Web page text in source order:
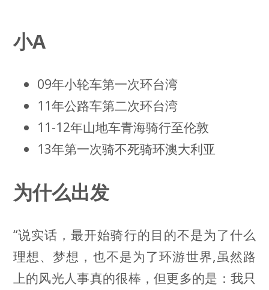
小A
09年小轮车第一次环台湾
11年公路车第二次环台湾
11-12年山地车青海骑行至伦敦
13年第一次骑不死骑环澳大利亚
为什么出发
“说实话，最开始骑行的目的不是为了什么
理想、梦想，也不是为了环游世界,虽然路
上的风光人事真的很棒，但更多的是：我只